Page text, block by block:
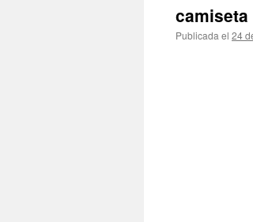
Publicada el 24